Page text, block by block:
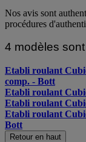
Nos avis sont
procédures
4 modèles
Etabli roulant
comp. - Bott
Etabli roulant
Etabli roulant
Etabli roulant
Bott
Retour en haut